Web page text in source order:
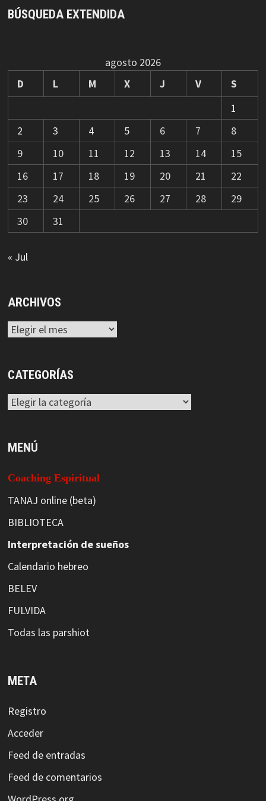
BÚSQUEDA EXTENDIDA
agosto 2026
D
L M X J V
S
1
2
3 4 5 6 7
8
9
10 11 12 13 14
15
16
17 18 19 20 21
22
23
24 25 26 27 28
29
30
31
« Jul
ARCHIVOS
Archivos
CATEGORÍAS
Categorías
MENÚ
Coaching Espiritual
TANAJ online (beta)
BIBLIOTECA
Interpretación de sueños
Calendario hebreo
BELEV
FULVIDA
Todas las parshiot
META
Registro
Acceder
Feed de entradas
Feed de comentarios